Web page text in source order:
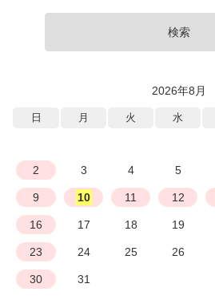
検索
2026年8月
日 月 火 水
2 3 4 5
9 10 11 12
16 17 18 19
23 24 25 26
30 31